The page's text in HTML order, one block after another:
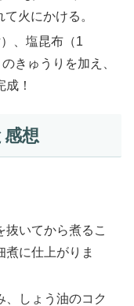
火にかける。
、塩昆布（1
きゅうりを加え、
！
想
抜いてから煮るこ
煮に仕上がりま
、しょう油のコク